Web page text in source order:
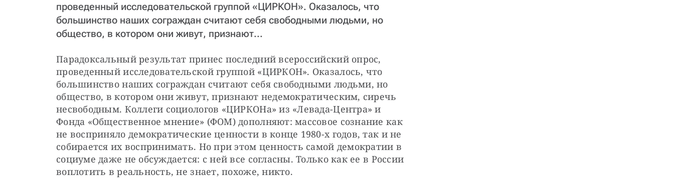
проведенный исследовательской группой «ЦИРКОН». Оказалось, что
большинство наших сограждан считают себя свободными людьми, но
общество, в котором они живут, признают...
Парадоксальный результат принес последний всероссийский опрос,
проведенный исследовательской группой «ЦИРКОН». Оказалось, что
большинство наших сограждан считают себя свободными людьми, но
общество, в котором они живут, признают недемократическим, сиречь
несвободным. Коллеги социологов «ЦИРКОНа» из «Левада-Центра» и
Фонда «Общественное мнение» (ФОМ) дополняют: массовое сознание как
не восприняло демократические ценности в конце 1980-х годов, так и не
собирается их воспринимать. Но при этом ценность самой демократии в
социуме даже не обсуждается: с ней все согласны. Только как ее в России
воплотить в реальность, не знает, похоже, никто.